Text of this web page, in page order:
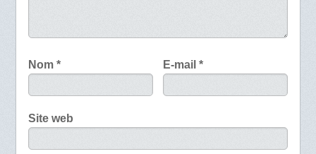
Nom * E-mail*
Site web